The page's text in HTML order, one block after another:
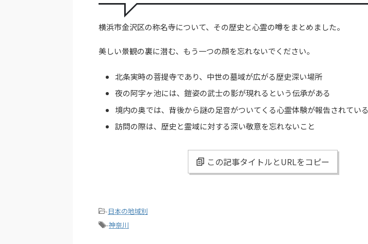
横浜市金沢区の称名寺について、その歴史と心霊の噂をまとめました。
美しい景観の裏に潜む、もう一つの顔を忘れないでください。
北条実時の菩提寺であり、中世の墓域が広がる歴史深い場所
夜の阿字ヶ池には、鎧姿の武士の影が現れるという伝承がある
境内の奥では、背後から謎の足音がついてくる心霊体験が報告されている
訪問の際は、歴史と霊域に対する深い敬意を忘れないこと
この記事タイトルとURLをコピー
-日本の地域別
-神奈川